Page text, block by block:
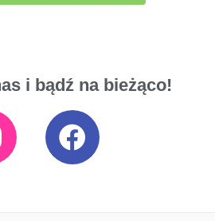
i bądź na bieżąco!